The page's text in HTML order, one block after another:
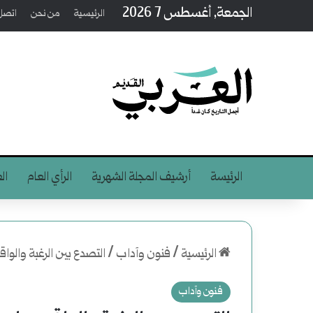
الجمعة, أغسطس 7 2026 الرئيسية من نحن
الرئيسة أرشيف المجلة الشهرية الرأي العام
الرئيسية /فنون وآداب /التصدع بين الرغبة
فنون وآداب